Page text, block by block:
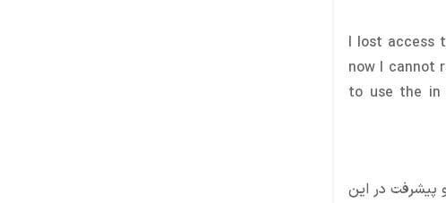
I lost access
now I cannot
to use the in
پیشرفت در این